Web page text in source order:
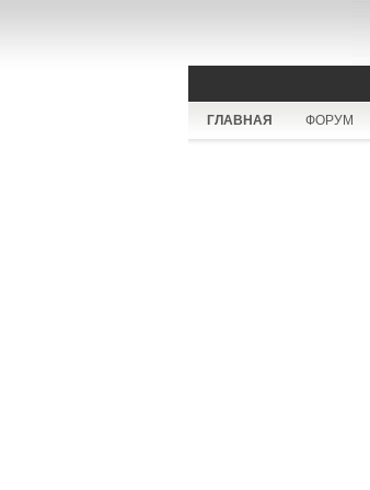
ГЛАВНАЯ ФОРУМ